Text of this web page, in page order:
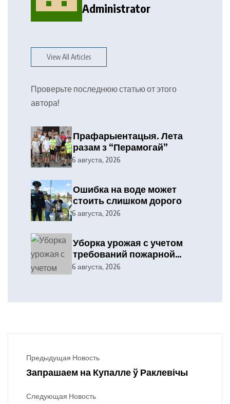
Administrator
View All Articles
Проверьте последнюю статью от этого
автора!
Прафарыентацыя. Лета
разам з “Перамогай”
6 августа, 2026
Ошибка на воде может
стоить слишком дорого
6 августа, 2026
Уборка урожая с учетом
требований пожарной
безопасности
6 августа, 2026
Предыдущая Новость
Запрашаем на Купалле ў Раклевічы
Следующая Новость